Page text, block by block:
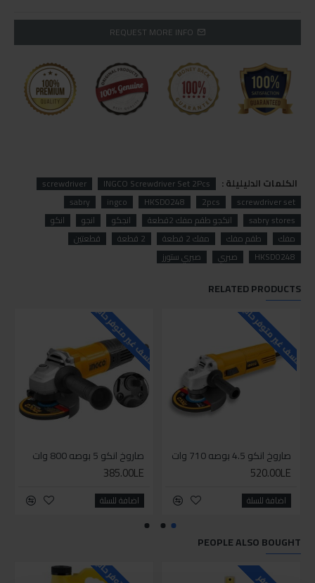
REQUEST MORE INFO
الكلمات الدليليلة : INGCO Screwdriver Set 2Pcs
screwdriver
screwdriver set
2pcs
HKSD0248
ingco
sabry
sabry stores
انكجو طقم مفك 2قطعة انجكو انجو
انكو
مفك
طقم مفك مفك 2 قطعة 2 قطعة
قطعتين
HKSD0248
صبري صبري ستورز
RELATED PRODUCTS
للاسف غير متوفر حاليا
صاروخ انكو 4.5 بوصه 710 وات
520.00LE
اضافة للسلة
للاسف غير متوفر حاليا
صاروخ انكو 5 بوصه 800 وات
385.00LE
اضافة للسلة
PEOPLE ALSO BOUGHT